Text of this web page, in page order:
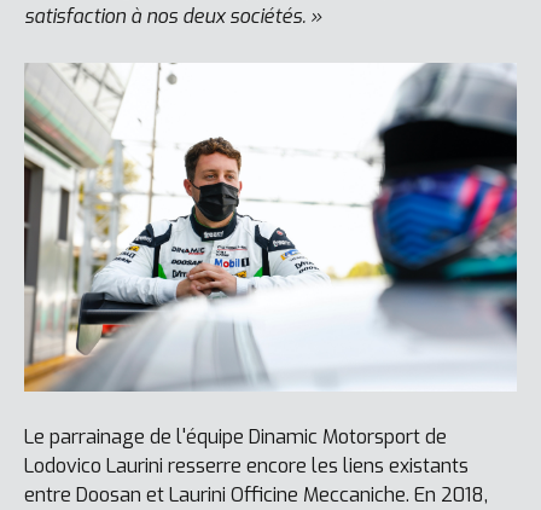
satisfaction à nos deux sociétés. »
Le parrainage de l'équipe Dinamic Motorsport de
Lodovico Laurini resserre encore les liens existants
entre Doosan et Laurini Officine Meccaniche. En 2018,